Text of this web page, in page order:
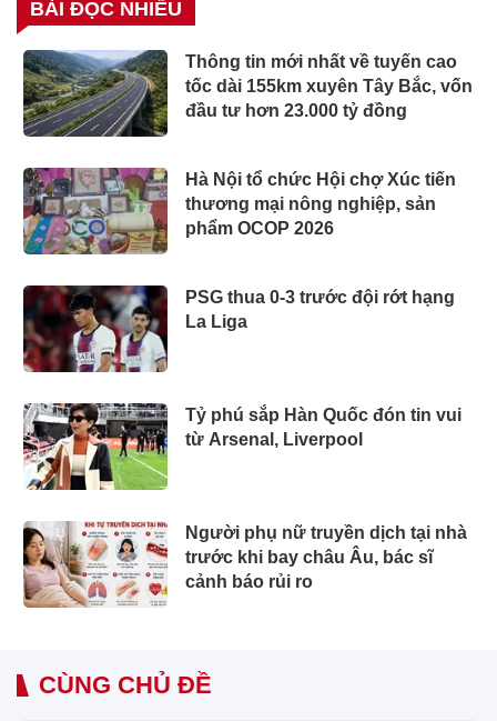
BÀI ĐỌC NHIỀU
Thông tin mới nhất về tuyến cao
tốc dài 155km xuyên Tây Bắc, vốn
đầu tư hơn 23.000 tỷ đồng
Hà Nội tổ chức Hội chợ Xúc tiến
thương mại nông nghiệp, sản
phẩm OCOP 2026
PSG thua 0-3 trước đội rớt hạng
La Liga
Tỷ phú sắp Hàn Quốc đón tin vui
từ Arsenal, Liverpool
Người phụ nữ truyền dịch tại nhà
trước khi bay châu Âu, bác sĩ
cảnh báo rủi ro
CÙNG CHỦ ĐỀ